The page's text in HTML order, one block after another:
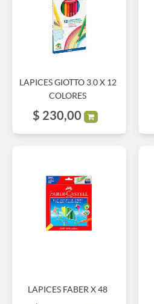
LAPICES GIOTTO 3.0 X 12
COLORES
$ 230,00
LAPICES FABER X 48